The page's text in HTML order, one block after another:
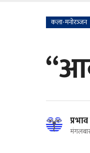
कला-मनोरञ्‍जन